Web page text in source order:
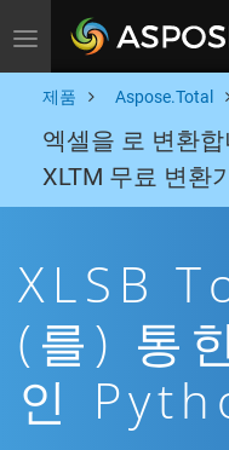
Toggle navigation
제품 Aspose.Total
엑셀을 로 변환합
XLTM 무료 변환
XLSB
(를) 통
인